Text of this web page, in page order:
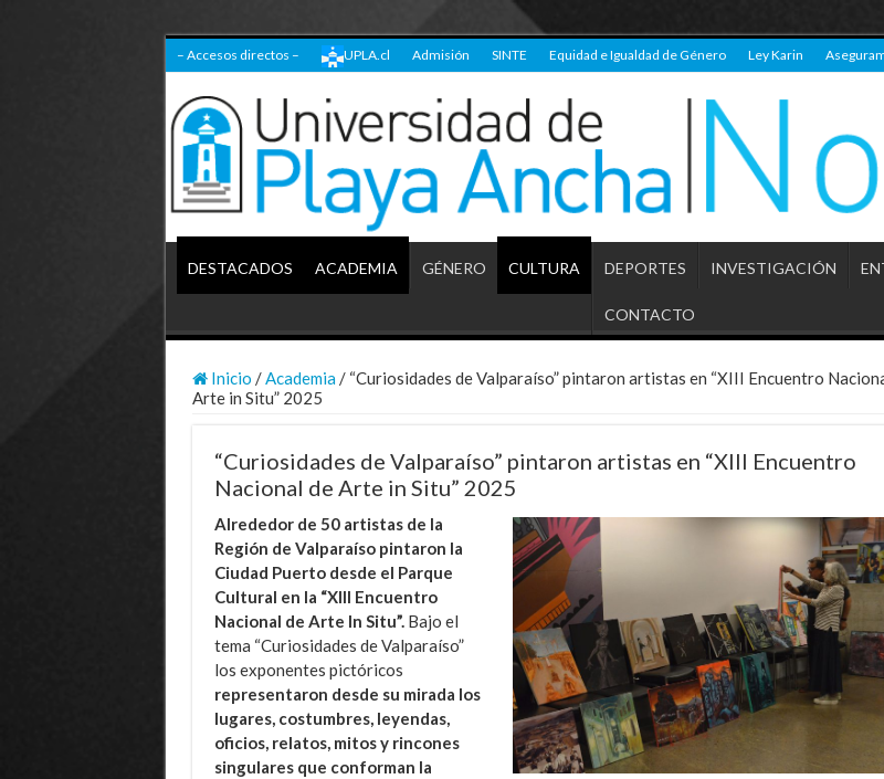
– Accesos directos – UPLA.cl Admisión SINTE Equidad e Igualdad de Género Ley Karin
DESTACADOS ACADEMIA GÉNERO CULTURA DEPORTES INVESTIGACIÓN
CONTACTO
Inicio / Academia / “Curiosidades de Valparaíso” pintaron artistas en “XIII Encuentro
Arte in Situ” 2025
“Curiosidades de Valparaíso” pintaron artistas en “XIII Encuentro
Nacional de Arte in Situ” 2025
Alrededor de 50 artistas de la
Región de Valparaíso pintaron la
Ciudad Puerto desde el Parque
Cultural en la “XIII Encuentro
Nacional de Arte In Situ”. Bajo el
tema “Curiosidades de Valparaíso”
los exponentes pictóricos
representaron desde su mirada los
lugares, costumbres, leyendas,
oficios, relatos, mitos y rincones
singulares que conforman la